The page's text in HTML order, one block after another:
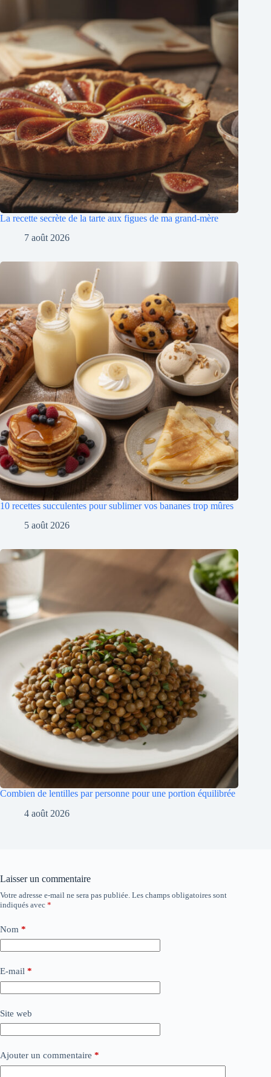
La recette secrète de la tarte aux figues de ma grand-mère
7 août 2026
10 recettes succulentes pour sublimer vos bananes trop mûres
5 août 2026
Combien de lentilles par personne pour une portion équilibrée
4 août 2026
Laisser un commentaire
Votre adresse e-mail ne sera pas publiée. Les champs obligatoires sont
indiqués avec *
Nom *
E-mail *
Site web
Ajouter un commentaire *